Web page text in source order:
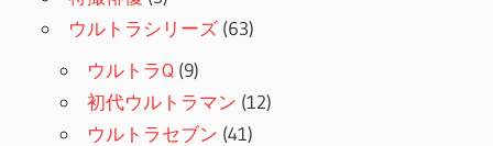
ウルトラシリーズ (63)
ウルトラQ (9)
初代ウルトラマン (12)
ウルトラセブン (41)